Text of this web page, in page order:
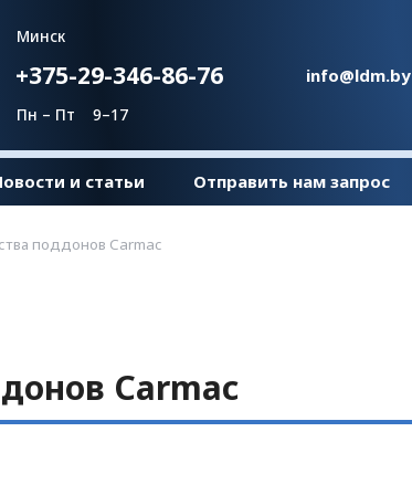
Минск
+375-29-346-86-76
Пн – Пт 9–17
info@ldm.by
и статьи Отправить нам запрос
поддонов Carmac
Carmac